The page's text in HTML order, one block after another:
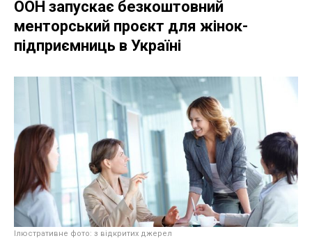
ООН запускає безкоштовний
менторський проєкт для жінок-
підприємниць в Україні
Ілюстративне фото: з відкритих джерел